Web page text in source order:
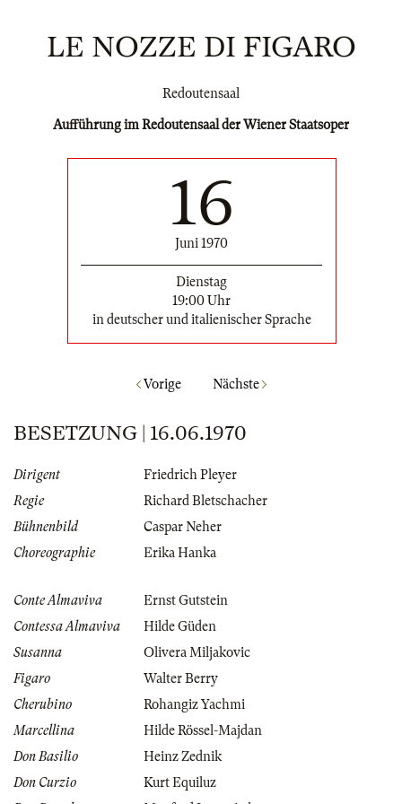
LE NOZZE DI FIGARO
Redoutensaal
Aufführung im Redoutensaal der Wiener Staatsoper
16
Juni 1970
Dienstag
19:00 Uhr
in deutscher und italienischer Sprache
Vorige Nächste
BESETZUNG | 16.06.1970
Dirigent
Friedrich Pleyer
Regie
Richard Bletschacher
Bühnenbild
Caspar Neher
Choreographie
Erika Hanka
Conte Almaviva
Ernst Gutstein
Contessa Almaviva
Hilde Güden
Susanna
Olivera Miljakovic
Figaro
Walter Berry
Cherubino
Rohangiz Yachmi
Marcellina
Hilde Rössel-Majdan
Don Basilio
Heinz Zednik
Don Curzio
Kurt Equiluz